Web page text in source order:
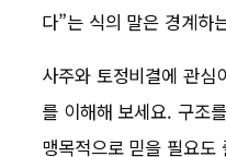
다”는 식의 말은 경계하
사주와 토정비결에 관심
를 이해해 보세요. 구조
맹목적으로 믿을 필요도